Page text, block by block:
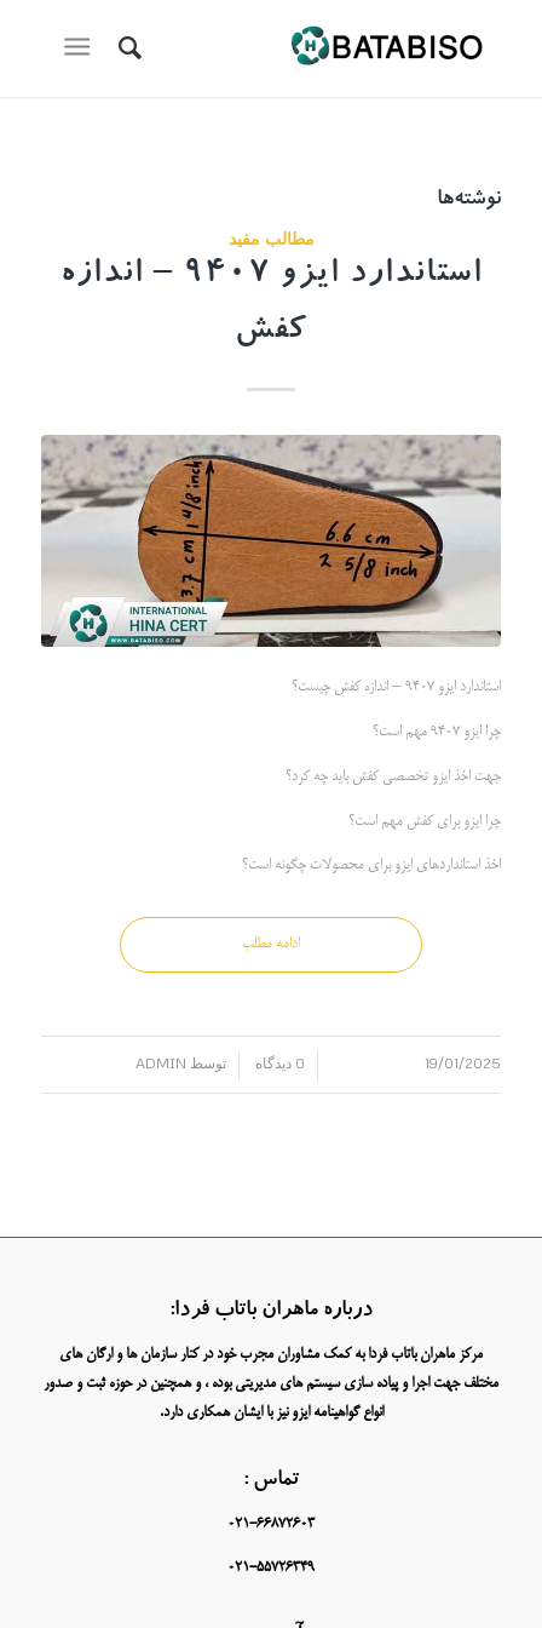
نوشته‌ها
مطالب مفید
استاندارد ایزو 9407 – اندازه
کفش
استاندارد ایزو 9407 – اندازه کفش چیست؟
چرا ایزو 9407 مهم است؟
جهت اخذ ایزو تخصصی کفش باید چه کرد؟
چرا ایزو برای کفش مهم است؟
اخذ استانداردهای ایزو برای محصولات چگونه است؟
ادامه مطلب
19/01/2025 0 دیدگاه توسط ADMIN
درباره ماهران باتاب فردا:
مرکز ماهران باتاب فردا به کمک مشاوران مجرب خود در کنار سازمان ها و ارگان های
مختلف جهت اجرا و پیاده سازی سیستم های مدیریتی بوده ، و همچنین در حوزه ثبت و صدور
انواع گواهینامه ایزو نیز با ایشان همکاری دارد.
تماس :
021-66872603
021-55726349